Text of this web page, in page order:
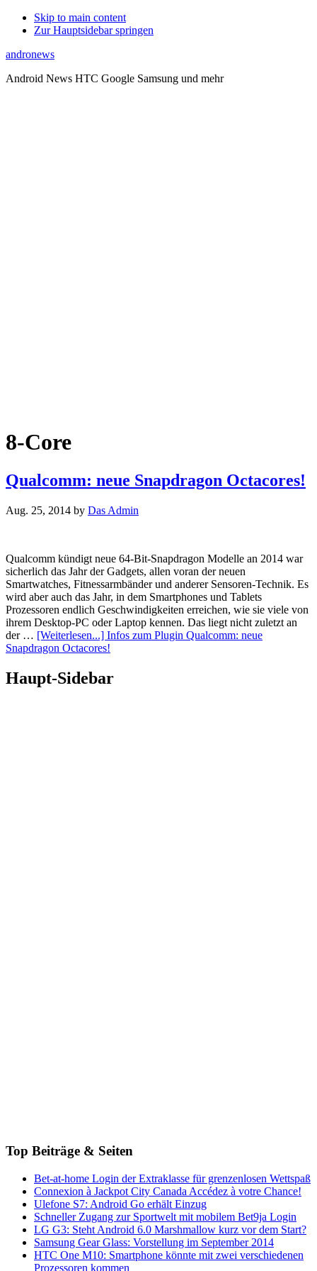
Skip to main content
Zur Hauptsidebar springen
andronews
Android News HTC Google Samsung und mehr
8-Core
Qualcomm: neue Snapdragon Octacores!
Aug. 25, 2014 by Das Admin
Qualcomm kündigt neue 64-Bit-Snapdragon Modelle an 2014 war
sicherlich das Jahr der Gadgets, allen voran der neuen
Smartwatches, Fitnessarmbänder und anderer Sensoren-Technik. Es
wird aber auch das Jahr, in dem Smartphones und Tablets
Prozessoren endlich Geschwindigkeiten erreichen, wie sie viele von
ihrem Desktop-PC oder Laptop kennen. Das liegt nicht zuletzt an
der … [Weiterlesen...] Infos zum Plugin Qualcomm: neue
Snapdragon Octacores!
Haupt-Sidebar
Top Beiträge & Seiten
Bet-at-home Login der Extraklasse für grenzenlosen Wettspaß
Connexion à Jackpot City Canada Accédez à votre Chance!
Ulefone S7: Android Go erhält Einzug
Schneller Zugang zur Sportwelt mit mobilem Bet9ja Login
LG G3: Steht Android 6.0 Marshmallow kurz vor dem Start?
Samsung Gear Glass: Vorstellung im September 2014
HTC One M10: Smartphone könnte mit zwei verschiedenen
Prozessoren kommen